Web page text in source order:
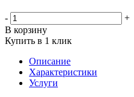
-
+
В корзину
Купить в 1 клик
Описание
Характеристики
Услуги